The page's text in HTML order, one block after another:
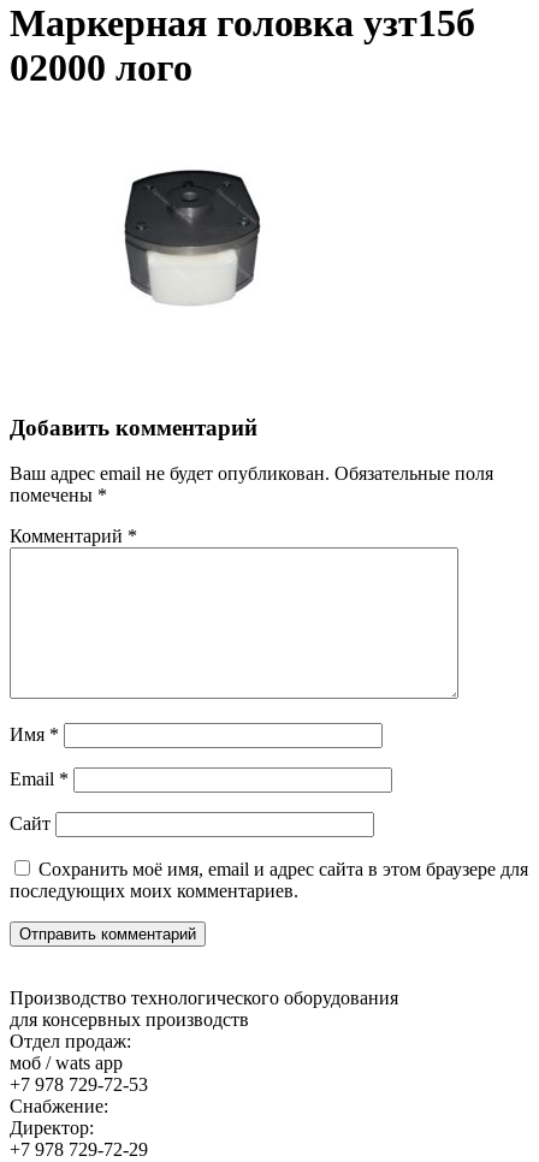
Маркерная головка узт15б
02000 лого
Добавить комментарий
Ваш адрес email не будет опубликован. Обязательные поля
помечены *
Комментарий *
Имя *
Email *
Сайт
Сохранить моё имя, email и адрес сайта в этом браузере для
последующих моих комментариев.
Производство технологического оборудования
для консервных производств
Отдел продаж:
моб / wats app
+7 978 729-72-53
Снабжение:
Директор:
+7 978 729-72-29